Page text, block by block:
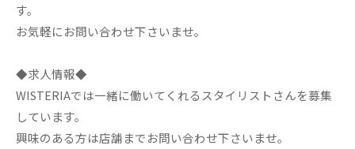
す。
お気軽にお問い合わせ下さいませ。
◆求人情報◆
WISTERIAでは一緒に働いてくれるスタイリストさんを募集
しています。
興味のある方は店舗までお問い合わせ下さいませ。